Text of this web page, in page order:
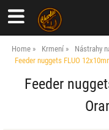
Home Krmení Nástrahy
Feeder nuggets FLUO
Feeder